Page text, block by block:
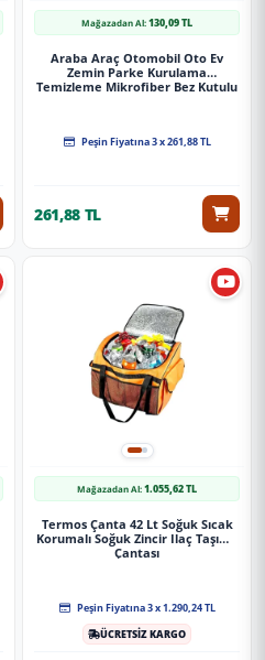
Mağazadan Al:130,09 TL
Araba Araç Otomobil Oto Ev
Zemin Parke Kurulama
Temizleme Mikrofiber Bez Kutulu
Peşin Fiyatına 3 x 261,88 TL
261,88 TL
Mağazadan Al:1.055,62 TL
Termos Çanta 42 Lt Soğuk Sıcak
Korumalı Soğuk Zincir Ilaç Taşıma
Çantası
Peşin Fiyatına 3 x 1.290,24 TL
ÜCRETSİZ KARGO